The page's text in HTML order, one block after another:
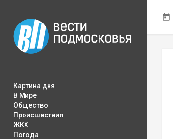
Картина дня
В Мире
Общество
Происшествия
ЖКХ
Погода